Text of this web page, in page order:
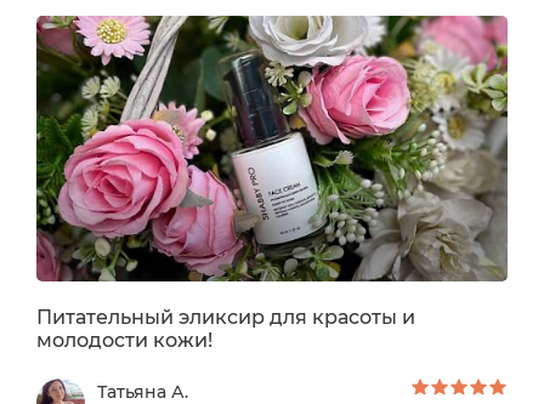
она ближе к сухому типу. Поэтому уход за
кожей лица я подбираю в зависимости от
текущих потребностей.Бренд SHABBY PRO
имеет линейку увлажняющих...
Питательный эликсир для красоты и
молодости кожи!
Татьяна А.